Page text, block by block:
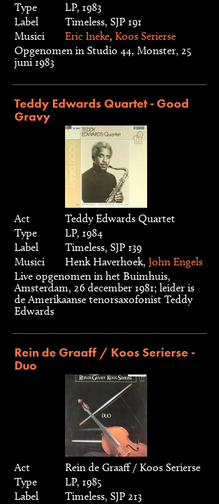
Type
LP, 1983
Label
Timeless, SJP 191
Musici
Eric Ineke, Koos Serierse
Opgenomen in Studio 44, Monster, 25
juni 1983
Teddy Edwards Quartet - Good
Gravy
Act
Teddy Edwards Quartet
Type
LP, 1984
Label
Timeless, SJP 139
Musici
Henk Haverhoek, John Engels
Live opgenomen in het Buimhuis,
Amsterdam, 26 december 1981; leider is
de Amerikaanse tenorsaxofonist Teddy
Edwards
Rein de Graaff / Koos Serierse -
Duo
Act
Rein de Graaff / Koos Serierse
Type
LP, 1985
Label
Timeless, SJP 213